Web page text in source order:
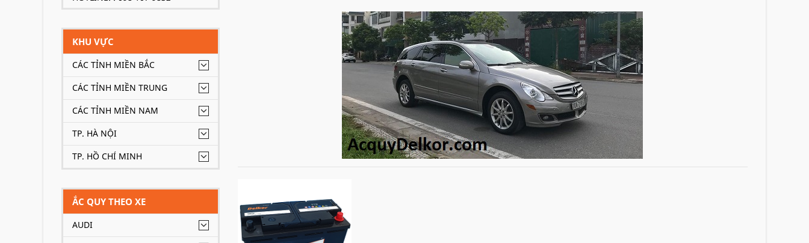
KHU VỰC
CÁC TỈNH MIỀN BẮC
CÁC TỈNH MIỀN TRUNG
CÁC TỈNH MIỀN NAM
TP. HÀ NỘI
TP. HỒ CHÍ MINH
ẮC QUY THEO XE
AUDI
- Ngoài việc bán hàng cho các doanh nghiệp, phân phối ắc quy cho các cửa hàng. Chúng tôi còn cung cấp
ắc quy ô tô tận nơi, câu quy ô tô, cứu hộ ắc quy ô tô Mercedes R350